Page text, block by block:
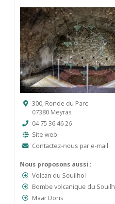
300, Ronde du Parc
07380 Meyras
04 75 36 46 26
Site web
Contactez-nous par e-mail
Nous proposons aussi :
Volcan du Souilhol
Bombe volcanique du
Maar Doris